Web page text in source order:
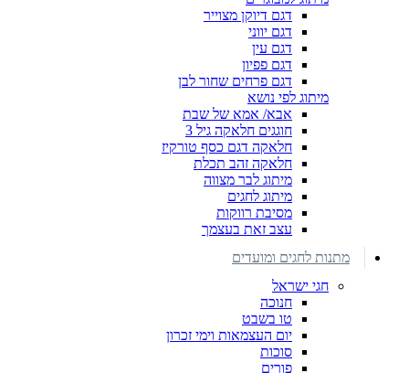
דגם דיוקן מצוייר
דגם יווני
דגם עין
דגם פפיון
דגם פרחים שחור לבן
מיתוג לפי נושא
אבא/ אמא של שבת
חוגגים חלאקה גיל 3
חלאקה דגם כסף טורקיז
חלאקה זהב תכלת
מיתוג לבר מצווה
מיתוג לחגים
מסיבת רווקות
עצב זאת בעצמך
מתנות לחגים ומועדים
חגי ישראל
חנוכה
טו בשבט
יום העצמאות וימי זכרון
סוכות
פורים